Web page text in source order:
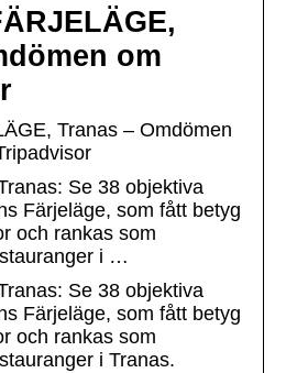
om
Tranas – Omdömen
Se 38 objektiva
Färjeläge, som fått betyg
och rankas som
i …
Se 38 objektiva
Färjeläge, som fått betyg
och rankas som
i Tranas.